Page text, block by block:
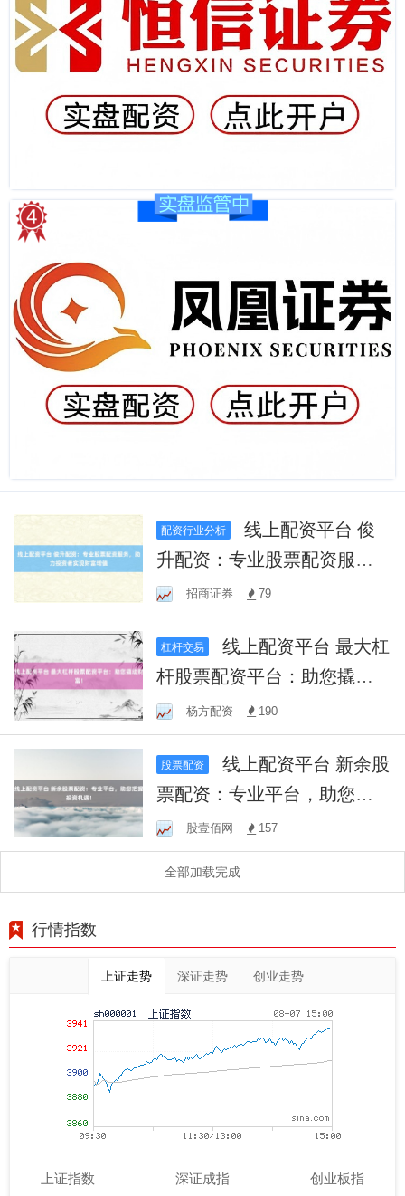
配资行业分析
线上配资平台 俊
升配资：专业股票配资服
务，助力投资者实现财富增
值
招商证券 79
杠杆交易
线上配资平台 最大杠
杆股票配资平台：助您撬动
财富！杨方配资 190
股票配资
线上配资平台 新余股
票配资：专业平台，助您把
握投资机遇！
股壹佰网 157
全部加载完成
行情指数
上证走势 深证走势 创业走势
上证指数 深证成指 创业板指